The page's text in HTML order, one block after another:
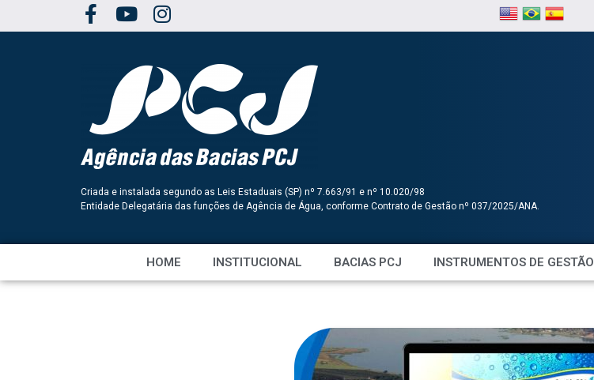
Criada e instalada segundo as Leis Estaduais (SP) nº 7.663/91 e nº 10.020/98
Entidade Delegatária das funções de Agência de Água, conforme Contrato de Gestão nº 037/2025/ANA.
HOME INSTITUCIONAL BACIAS PCJ INSTRUMENTOS DE GESTÃO